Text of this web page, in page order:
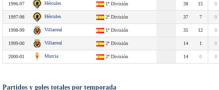
1996-97 Hércules 1ª División 38 15 0
1997-98 Hércules 2ª División 37 7 0
1998-99 Villarreal 1ª División 35 12 0
1999-00 Villarreal 2ª División 14 1 0
2000-01 Murcia 2ª División 14 0 0
Partidos y goles totales por temporada